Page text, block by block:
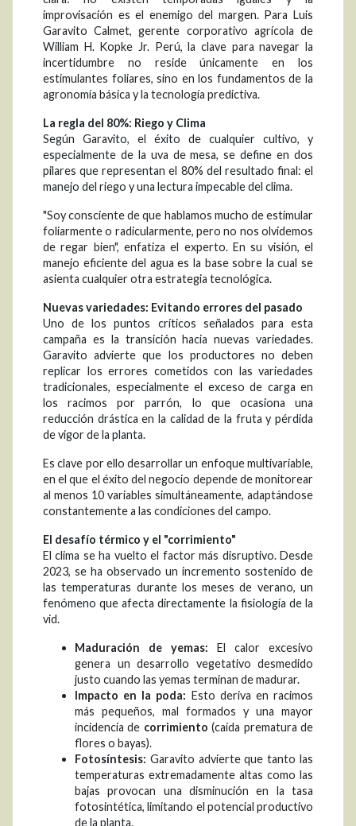
improvisación es el enemigo del margen. Para Luis
Garavito Calmet, gerente corporativo agrícola de
William H. Kopke Jr. Perú, la clave para navegar la
incertidumbre no reside únicamente en los
estimulantes foliares, sino en los fundamentos de la
agronomía básica y la tecnología predictiva.
La regla del 80%: Riego y Clima
Según Garavito, el éxito de cualquier cultivo, y
especialmente de la uva de mesa, se define en dos
pilares que representan el 80% del resultado final: el
manejo del riego y una lectura impecable del clima.
"Soy consciente de que hablamos mucho de estimular
foliarmente o radicularmente, pero no nos olvidemos
de regar bien", enfatiza el experto. En su visión, el
manejo eficiente del agua es la base sobre la cual se
asienta cualquier otra estrategia tecnológica.
Nuevas variedades: Evitando errores del pasado
Uno de los puntos críticos señalados para esta
campaña es la transición hacia nuevas variedades.
Garavito advierte que los productores no deben
replicar los errores cometidos con las variedades
tradicionales, especialmente el exceso de carga en
los racimos por parrón, lo que ocasiona una
reducción drástica en la calidad de la fruta y pérdida
de vigor de la planta.
Es clave por ello desarrollar un enfoque multivariable,
en el que el éxito del negocio depende de monitorear
al menos 10 variables simultáneamente, adaptándose
constantemente a las condiciones del campo.
El desafío térmico y el "corrimiento"
El clima se ha vuelto el factor más disruptivo. Desde
2023, se ha observado un incremento sostenido de
las temperaturas durante los meses de verano, un
fenómeno que afecta directamente la fisiología de la
vid.
Maduración de yemas: El calor excesivo
genera un desarrollo vegetativo desmedido
justo cuando las yemas terminan de madurar.
Impacto en la poda: Esto deriva en racimos
más pequeños, mal formados y una mayor
incidencia de corrimiento (caída prematura de
flores o bayas).
Fotosíntesis: Garavito advierte que tanto las
temperaturas extremadamente altas como las
bajas provocan una disminución en la tasa
fotosintética, limitando el potencial productivo
de la planta.